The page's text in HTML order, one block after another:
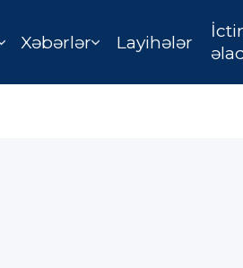
Xəbərlər Layihələr